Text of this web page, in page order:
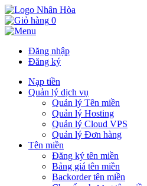
0
Đăng nhập
Đăng ký
Nạp tiền
Quản lý dịch vụ
Quản lý Tên miền
Quản lý Hosting
Quản lý Cloud VPS
Quản lý Đơn hàng
Tên miền
Đăng ký tên miền
Bảng giá tên miền
Backorder tên miền